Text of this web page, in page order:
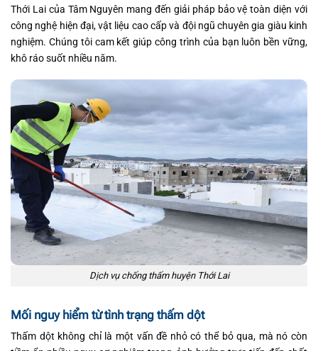
Thới Lai của Tâm Nguyên mang đến giải pháp bảo vệ toàn diện với
công nghệ hiện đại, vật liệu cao cấp và đội ngũ chuyên gia giàu kinh
nghiệm. Chúng tôi cam kết giúp công trình của bạn luôn bền vững,
khô ráo suốt nhiều năm.
Dịch vụ chống thấm huyện Thới Lai
Mối nguy hiểm từ tình trạng thấm dột
Thấm dột không chỉ là một vấn đề nhỏ có thể bỏ qua, mà nó còn